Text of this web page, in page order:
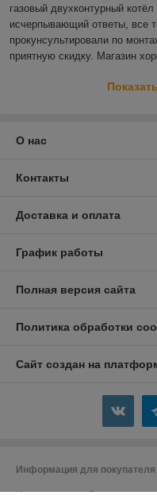
газовый двухконтурный
исчерпывающий ответы, все
прокунсультировали по
приятную скидку. Магазин
О нас
Контакты
Доставка и оплата
График работы
Полная версия сайта
Политика обработки
Сайт создан на
Информация для покупателя
Индивидуальный